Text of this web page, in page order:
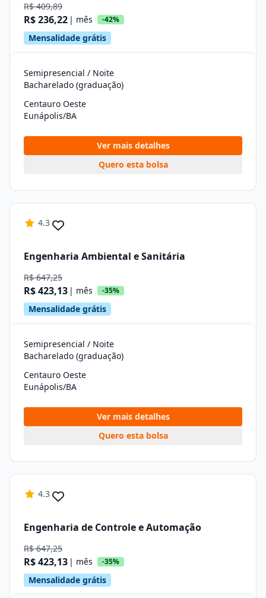
R$ 409,89
R$ 236,22 | mês -42%
Mensalidade grátis
Semipresencial / Noite
Bacharelado (graduação)
Centauro Oeste
Eunápolis/BA
Ver mais detalhes
Quero esta bolsa
4.3
Engenharia Ambiental e Sanitária
R$ 647,25
R$ 423,13 | mês -35%
Mensalidade grátis
Semipresencial / Noite
Bacharelado (graduação)
Centauro Oeste
Eunápolis/BA
Ver mais detalhes
Quero esta bolsa
4.3
Engenharia de Controle e Automação
R$ 647,25
R$ 423,13 | mês -35%
Mensalidade grátis